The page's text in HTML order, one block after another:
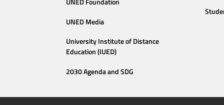
UNED Media
University Institute of Distance
Education (IUED)
2030 Agenda and SDG